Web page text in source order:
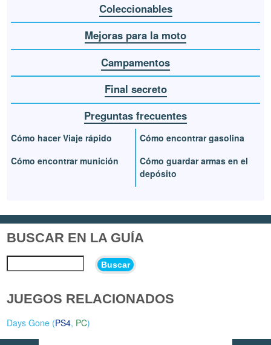
Coleccionables
Mejoras para la moto
Campamentos
Final secreto
Preguntas frecuentes
Cómo hacer Viaje rápido
Cómo encontrar munición
Cómo encontrar gasolina
Cómo guardar armas en el
depósito
BUSCAR EN LA GUÍA
Buscar
JUEGOS RELACIONADOS
Days Gone (PS4, PC)